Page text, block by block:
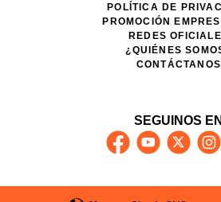
POLÍTICA DE
PROMOCIÓN
REDES
¿QUIÉNES
CONTÁCTANOS
SEGUINOS EN